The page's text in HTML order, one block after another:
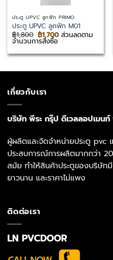
ประตู UPVC ลูกฟัก PRIMO
ประตู UPVC ลูกฟัก M01
฿1,800 Original
price
฿1,800.
฿1,700Current
฿1,700.
ส่วนลดตาม
จำนวนการสั่งซื้อ
เกี่ยวกับเรา
บริษัท พีระ กรุ๊ป ดีเวลลอปเมนท์
ผู้ผลิตและจัดจำหน่ายประตู pvc
ประสบการณ์การผลิตมากกว่า
สมัย ทำให้สินค้าประตูของบริษัท
ยาวนาน และราคาไม่แพง
ติดต่อเรา
LN PVCDOOR